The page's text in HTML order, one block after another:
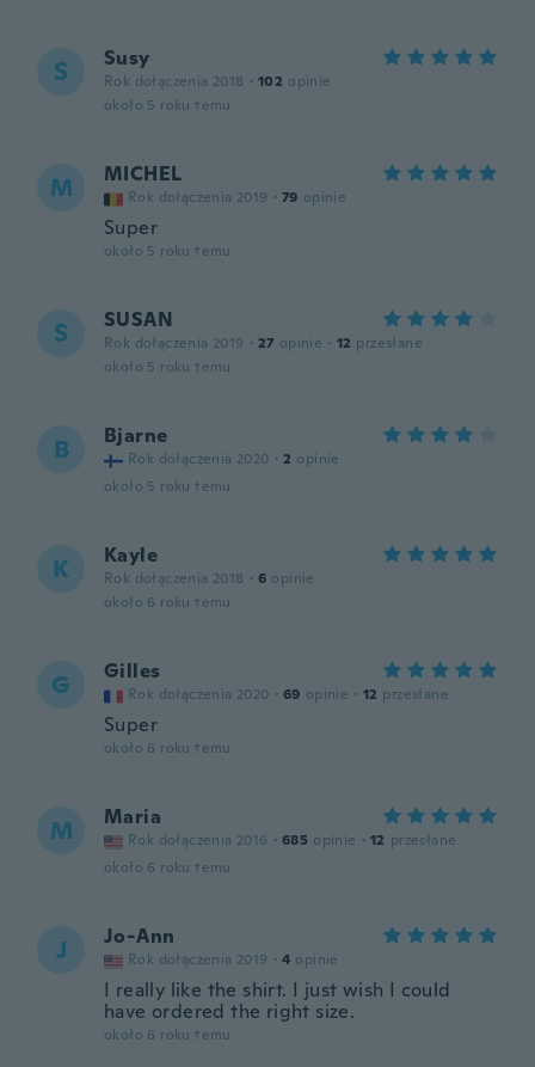
S Susy
Rok dołączenia 2018 · 102 opinie
około 5 roku temu
M MICHEL
Rok dołączenia 2019 · 79 opinie
Super
około 5 roku temu
S SUSAN
Rok dołączenia 2019 · 27 opinie · 12 przesłane
około 5 roku temu
B Bjarne
Rok dołączenia 2020 · 2 opinie
około 5 roku temu
K Kayle
Rok dołączenia 2018 · 6 opinie
około 6 roku temu
G Gilles
Rok dołączenia 2020 · 69 opinie · 12 przesłane
Super
około 6 roku temu
M Maria
Rok dołączenia 2016 · 685 opinie · 12 przesłane
około 6 roku temu
J Jo-Ann
Rok dołączenia 2019 · 4 opinie
I really like the shirt. I just wish I could
have ordered the right size.
około 6 roku temu